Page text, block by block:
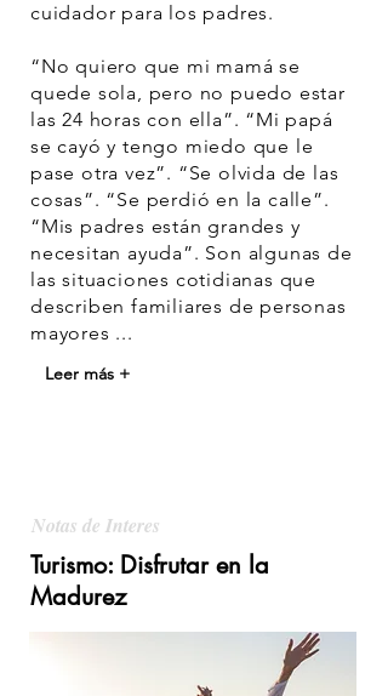
cuidador para los padres.
“No quiero que mi mamá se
quede sola, pero no puedo estar
las 24 horas con ella”. “Mi papá
se cayó y tengo miedo que le
pase otra vez”. “Se olvida de las
cosas”. “Se perdió en la calle”.
“Mis padres están grandes y
necesitan ayuda”. Son algunas de
las situaciones cotidianas que
describen familiares de personas
mayores ...
Leer más +
Notas de Interes
Turismo: Disfrutar en la
Madurez